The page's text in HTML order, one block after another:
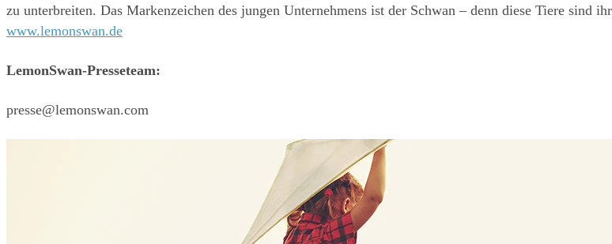
www.lemonswan.de
LemonSwan-Presseteam:
presse@lemonswan.com